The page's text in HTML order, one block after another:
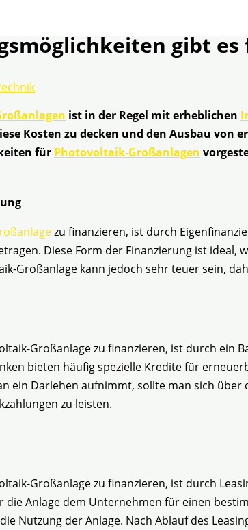
gibt
ist in der Regel mit erheblichen
Kosten zu decken und den Ausbau von
für Photovoltaik-Großanlagen
zu finanzieren, ist durch
Diese Form der Finanzierung ist
Großanlage kann jedoch sehr teuer sein,
Großanlage zu finanzieren, ist durch
bieten häufig spezielle Kredite für
ein Darlehen aufnimmt, sollte man sich
zu leisten.
Großanlage zu finanzieren, ist durch
die Anlage dem Unternehmen für einen
Nutzung der Anlage. Nach Ablauf des